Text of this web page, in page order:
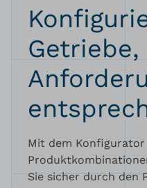
Mit dem
Sie sicher durch den